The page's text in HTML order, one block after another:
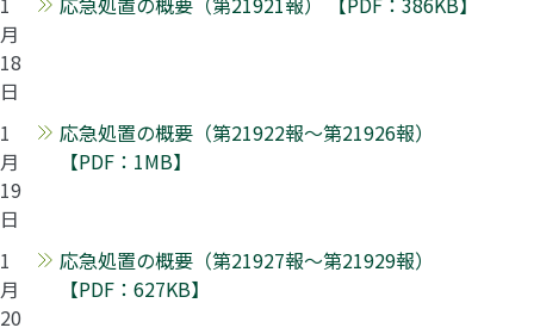
月
18
日
1
月
19
日
応急処置の概要（第21922報～第21926報）
【PDF：1MB】
1
月
20
応急処置の概要（第21927報～第21929報）
【PDF：627KB】